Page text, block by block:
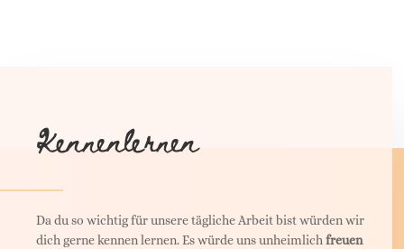
Kennenlernen
Da du so wichtig für unsere tägliche Arbeit bist würden wir
dich gerne kennen lernen. Es würde uns unheimlichfreuen